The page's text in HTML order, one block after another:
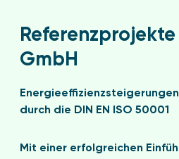
Referenzprojekte
GmbH
durch die DIN EN ISO 50001
Mit einer erfolgreichen